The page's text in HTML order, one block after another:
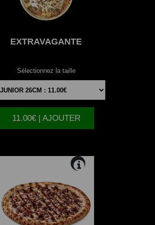
EXTRAVAGANTE
Sélectionnez la taille
11.00€ | AJOUTER